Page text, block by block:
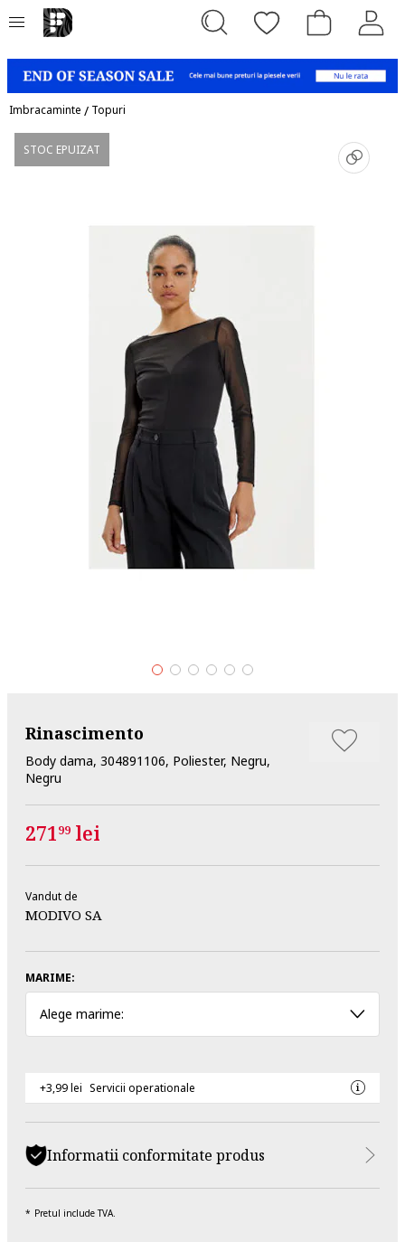
Imbracaminte / Topuri
STOC EPUIZAT
Rinascimento
Body dama, 304891106, Poliester, Negru,
Negru
27199 lei
Vandut de
MODIVO SA
MARIME:
Alege marime:
+3,99 lei Servicii operationale
Informatii conformitate produs
Pretul include TVA.